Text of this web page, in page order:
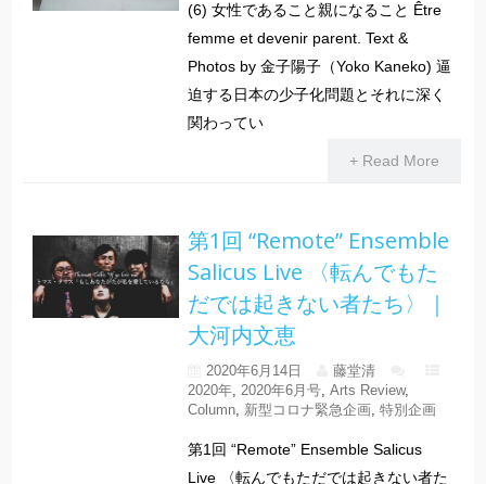
(6) 女性であること親になること Être
femme et devenir parent. Text &
Photos by 金子陽子（Yoko Kaneko) 逼
迫する日本の少子化問題とそれに深く
関わってい
+ Read More
第1回 “Remote” Ensemble
Salicus Live 〈転んでもた
だでは起きない者たち〉｜
大河内文恵
2020年6月14日
藤堂清
2020年, 2020年6月号, Arts Review,
Column, 新型コロナ緊急企画, 特別企画
第1回 “Remote” Ensemble Salicus
Live 〈転んでもただでは起きない者た